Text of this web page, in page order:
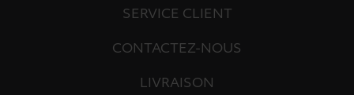
SERVICE CLIENT
CONTACTEZ-NOUS
LIVRAISON